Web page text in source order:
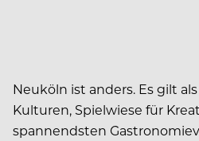
Neuköln ist anders. Es gilt
Kulturen, Spielwiese für
spannendsten